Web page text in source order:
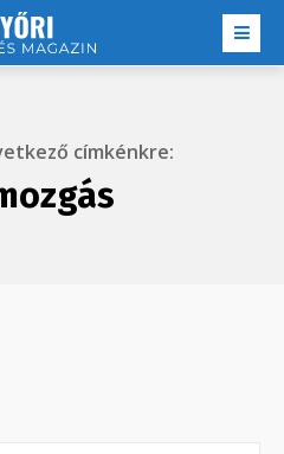
címkénkre: